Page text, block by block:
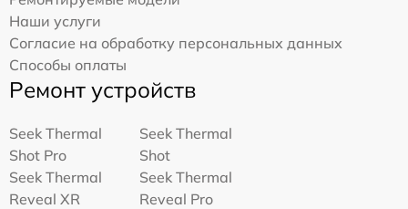
Наши услуги
Согласие на обработку персональных данных
Способы оплаты
Ремонт устройств
Seek Thermal
Shot Pro
Seek Thermal
Shot
Seek Thermal
Reveal XR
Seek Thermal
Reveal Pro